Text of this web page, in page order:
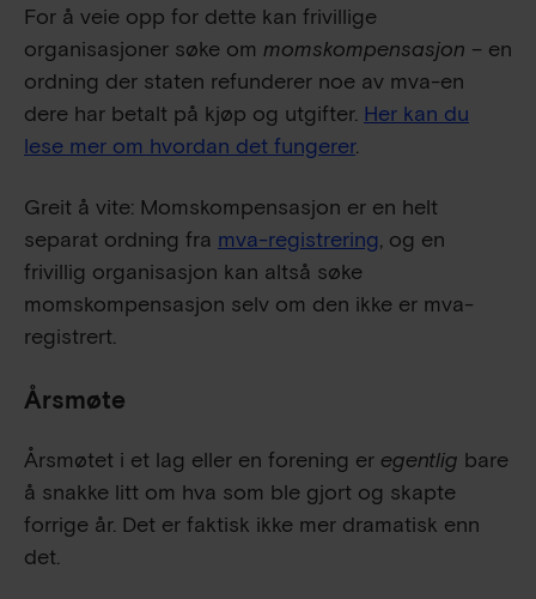
For å veie opp for dette kan frivillige
organisasjoner søke om momskompensasjon – en
ordning der staten refunderer noe av mva-en
dere har betalt på kjøp og utgifter. Her kan du
lese mer om hvordan det fungerer.
Greit å vite: Momskompensasjon er en helt
separat ordning fra mva-registrering, og en
frivillig organisasjon kan altså søke
momskompensasjon selv om den ikke er mva-
registrert.
Årsmøte
Årsmøtet i et lag eller en forening er egentlig bare
å snakke litt om hva som ble gjort og skapte
forrige år. Det er faktisk ikke mer dramatisk enn
det.